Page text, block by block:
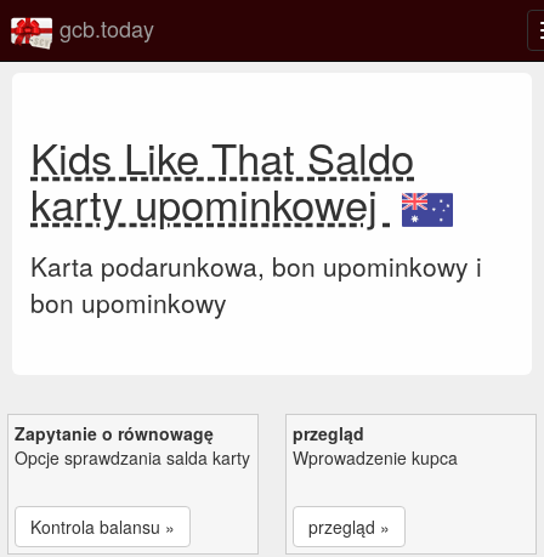
gcb.today
Kids Like That Saldo
karty upominkowej
Karta podarunkowa, bon upominkowy i
bon upominkowy
Zapytanie o równowagę
Opcje sprawdzania salda karty
Kontrola balansu »
przegląd
Wprowadzenie kupca
przegląd »